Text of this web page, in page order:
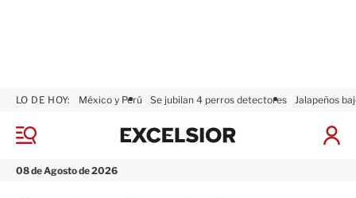
M
n
08 de Agosto de 2026
LO DE HOY: México y Perú Se jubilan 4 perros detectores Jalapeños
I
x